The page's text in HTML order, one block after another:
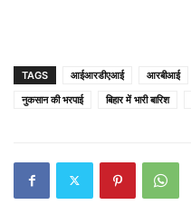
TAGS आईआरडीएआई आरबीआई
नुकसान की भरपाई
बिहार में भारी बारिश